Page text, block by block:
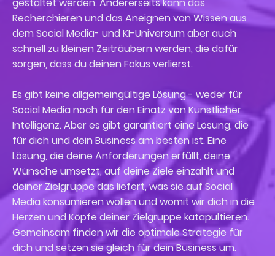
gestaltet werden. Andererseits kann das
Recherchieren und das Aneignen von Wissen aus
dem Social Media- und KI-Universum aber auch
schnell zu kleinen Zeiträubern werden, die dafür
sorgen, dass du deinen Fokus verlierst.
Es gibt keine allgemeingültige Lösung - weder für
Social Media noch für den Einatz von Künstlicher
Intelligenz. Aber es gibt garantiert eine Lösung, die
für dich und dein Business am besten ist. Eine
Lösung, die deine Anforderungen erfüllt, deine
Wünsche umsetzt, auf deine Ziele einzahlt und
deiner Zielgruppe das liefert, was sie auf Social
Media konsumieren wollen und womit wir dich in die
Herzen und Köpfe deiner Zielgruppe katapultieren.
Gemeinsam finden wir die optimale Strategie für
dich und setzen sie gleich für dein Business um.